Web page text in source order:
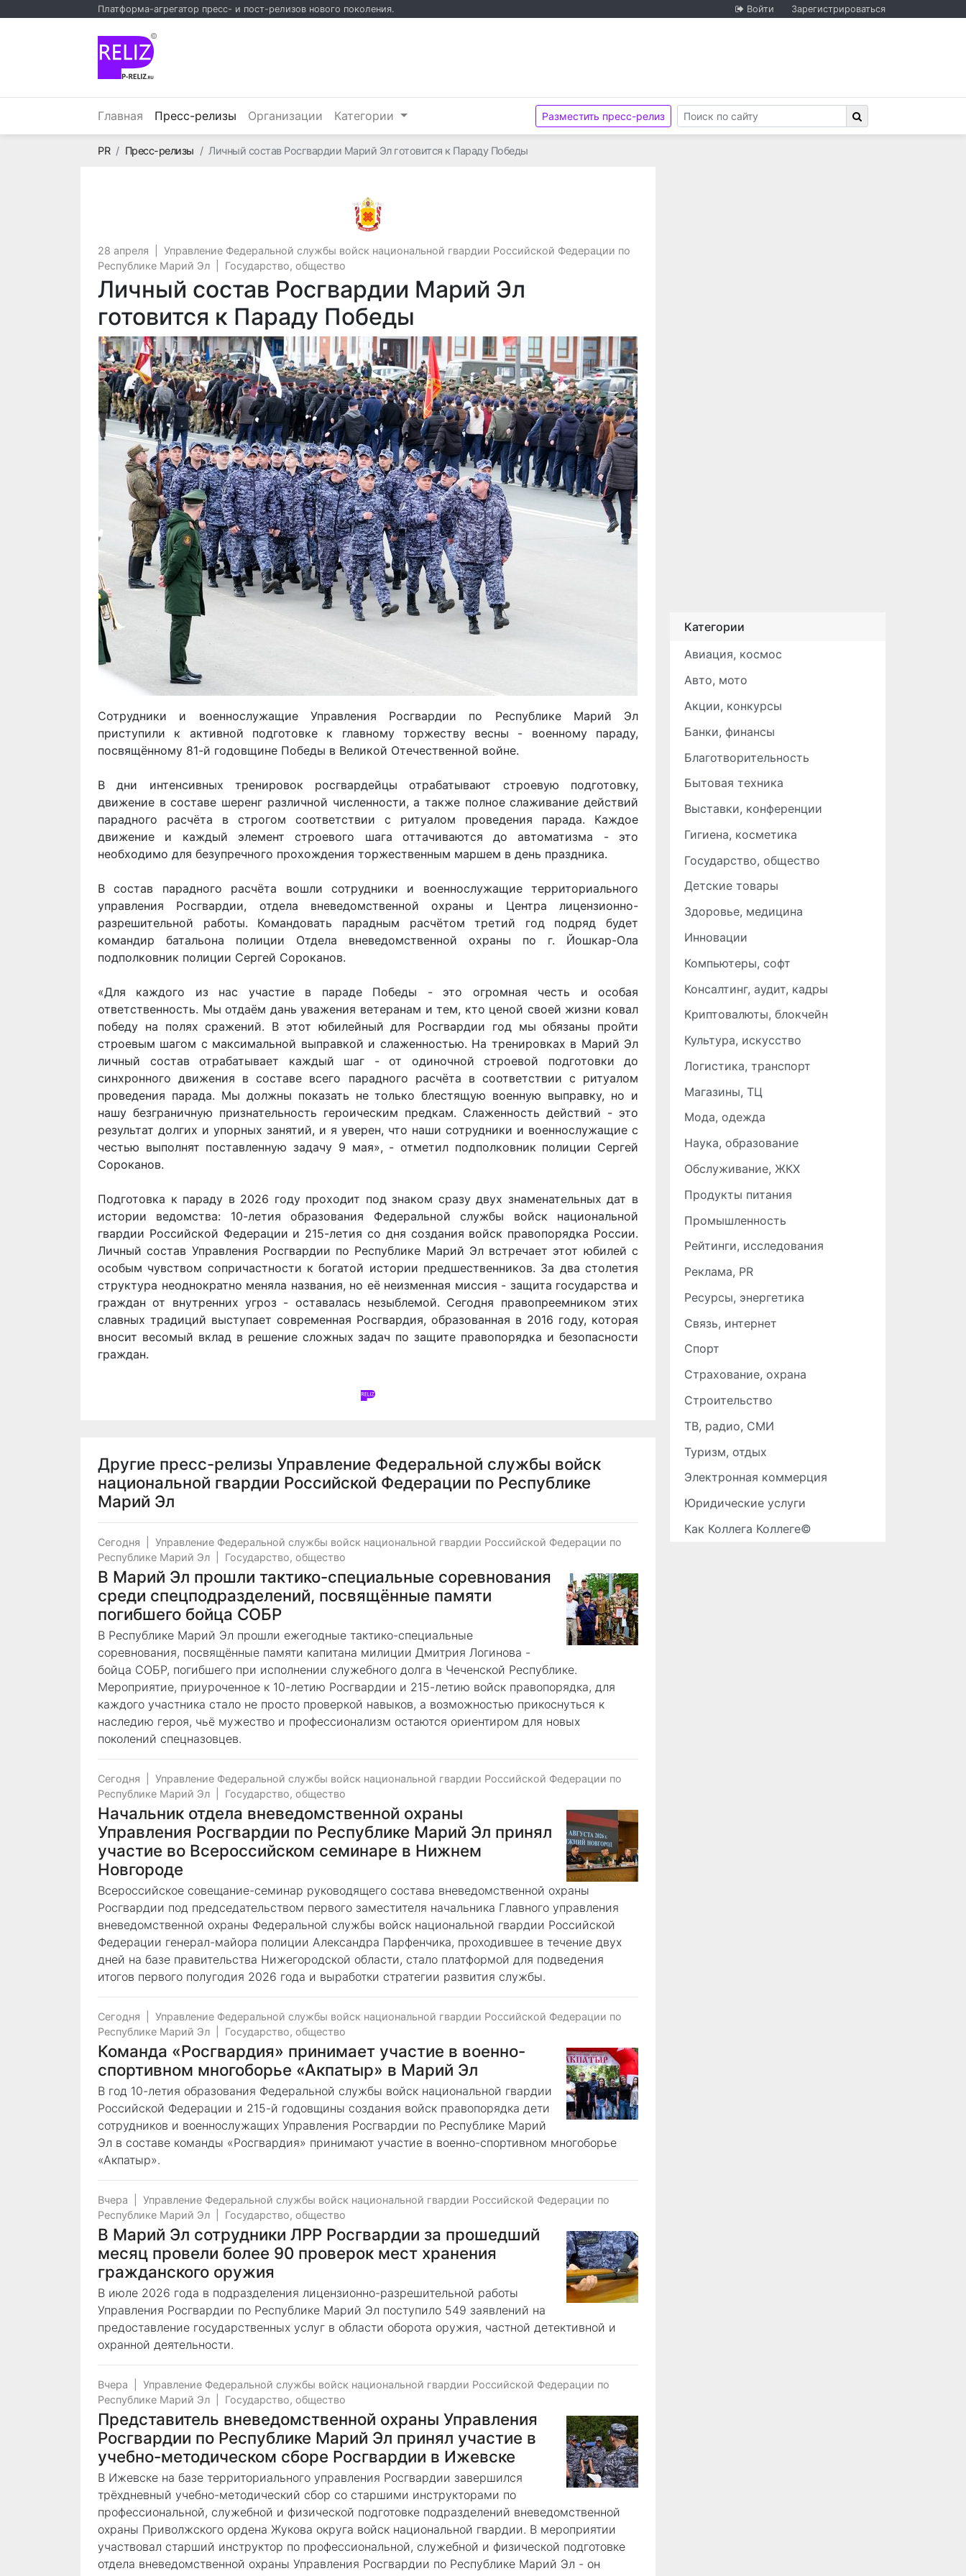
Платформа-агрегатор пресс- и пост-релизов нового поколения. Войти Зарегистрироваться
©
Главная Пресс-релизы (текущий)
Организации Категории Разместить пресс-релиз
PRГлавная
Пресс-релизы Личный состав Росгвардии Марий Эл готовится к Параду Победы
Управление Федеральной службы войск национальной гвардии Российской Федерации по
28 апреля
Управление Федеральной службы войск национальной гвардии Российской Федерации по
Республике Марий Эл
Государство, общество
Личный состав Росгвардии Марий Эл
готовится к Параду Победы
Сотрудники и военнослужащие Управления Росгвардии по Республике Марий Эл
приступили к активной подготовке к главному торжеству весны - военному параду,
посвящённому 81-й годовщине Победы в Великой Отечественной войне.
В дни интенсивных тренировок росгвардейцы отрабатывают строевую подготовку,
движение в составе шеренг различной численности, а также полное слаживание действий
парадного расчёта в строгом соответствии с ритуалом проведения парада. Каждое
движение и каждый элемент строевого шага оттачиваются до автоматизма - это
необходимо для безупречного прохождения торжественным маршем в день праздника.
В состав парадного расчёта вошли сотрудники и военнослужащие территориального
управления Росгвардии, отдела вневедомственной охраны и Центра лицензионно-
разрешительной работы. Командовать парадным расчётом третий год подряд будет
командир батальона полиции Отдела вневедомственной охраны по г. Йошкар-Ола
подполковник полиции Сергей Сороканов.
«Для каждого из нас участие в параде Победы - это огромная честь и особая
ответственность. Мы отдаём дань уважения ветеранам и тем, кто ценой своей жизни ковал
победу на полях сражений. В этот юбилейный для Росгвардии год мы обязаны пройти
строевым шагом с максимальной выправкой и слаженностью. На тренировках в Марий Эл
личный состав отрабатывает каждый шаг - от одиночной строевой подготовки до
синхронного движения в составе всего парадного расчёта в соответствии с ритуалом
проведения парада. Мы должны показать не только блестящую военную выправку, но и
нашу безграничную признательность героическим предкам. Слаженность действий - это
результат долгих и упорных занятий, и я уверен, что наши сотрудники и военнослужащие с
честью выполнят поставленную задачу 9 мая», - отметил подполковник полиции Сергей
Сороканов.
Подготовка к параду в 2026 году проходит под знаком сразу двух знаменательных дат в
истории ведомства: 10-летия образования Федеральной службы войск национальной
гвардии Российской Федерации и 215-летия со дня создания войск правопорядка России.
Личный состав Управления Росгвардии по Республике Марий Эл встречает этот юбилей с
особым чувством сопричастности к богатой истории предшественников. За два столетия
структура неоднократно меняла названия, но её неизменная миссия - защита государства и
граждан от внутренних угроз - оставалась незыблемой. Сегодня правопреемником этих
славных традиций выступает современная Росгвардия, образованная в 2016 году, которая
вносит весомый вклад в решение сложных задач по защите правопорядка и безопасности
граждан.
Другие пресс-релизы Управление Федеральной службы войск
национальной гвардии Российской Федерации по Республике
Марий Эл
Сегодня
Управление Федеральной службы войск национальной гвардии Российской Федерации по
Республике Марий Эл
Государство, общество
В Марий Эл прошли тактико-специальные соревнования
среди спецподразделений, посвящённые памяти
погибшего бойца СОБР
В Республике Марий Эл прошли ежегодные тактико-специальные
соревнования, посвящённые памяти капитана милиции Дмитрия Логинова -
бойца СОБР, погибшего при исполнении служебного долга в Чеченской Республике.
Мероприятие, приуроченное к 10-летию Росгвардии и 215-летию войск правопорядка, для
каждого участника стало не просто проверкой навыков, а возможностью прикоснуться к
наследию героя, чьё мужество и профессионализм остаются ориентиром для новых
поколений спецназовцев.
Сегодня
Управление Федеральной службы войск национальной гвардии Российской Федерации по
Республике Марий Эл
Государство, общество
Начальник отдела вневедомственной охраны
Управления Росгвардии по Республике Марий Эл принял
участие во Всероссийском семинаре в Нижнем
Новгороде
Всероссийское совещание-семинар руководящего состава вневедомственной охраны
Росгвардии под председательством первого заместителя начальника Главного управления
вневедомственной охраны Федеральной службы войск национальной гвардии Российской
Федерации генерал-майора полиции Александра Парфенчика, проходившее в течение двух
дней на базе правительства Нижегородской области, стало платформой для подведения
итогов первого полугодия 2026 года и выработки стратегии развития службы.
Сегодня
Управление Федеральной службы войск национальной гвардии Российской Федерации по
Республике Марий Эл
Государство, общество
Команда «Росгвардия» принимает участие в военно-
спортивном многоборье «Акпатыр» в Марий Эл
В год 10-летия образования Федеральной службы войск национальной гвардии
Российской Федерации и 215-й годовщины создания войск правопорядка дети
сотрудников и военнослужащих Управления Росгвардии по Республике Марий
Эл в составе команды «Росгвардия» принимают участие в военно-спортивном многоборье
«Акпатыр».
Вчера
Управление Федеральной службы войск национальной гвардии Российской Федерации по
Республике Марий Эл
Государство, общество
В Марий Эл сотрудники ЛРР Росгвардии за прошедший
месяц провели более 90 проверок мест хранения
гражданского оружия
В июле 2026 года в подразделения лицензионно-разрешительной работы
Управления Росгвардии по Республике Марий Эл поступило 549 заявлений на
предоставление государственных услуг в области оборота оружия, частной детективной и
охранной деятельности.
Вчера
Управление Федеральной службы войск национальной гвардии Российской Федерации по
Республике Марий Эл
Государство, общество
Представитель вневедомственной охраны Управления
Росгвардии по Республике Марий Эл принял участие в
учебно-методическом сборе Росгвардии в Ижевске
В Ижевске на базе территориального управления Росгвардии завершился
трёхдневный учебно-методический сбор со старшими инструкторами по
профессиональной, служебной и физической подготовке подразделений вневедомственной
охраны Приволжского ордена Жукова округа войск национальной гвардии. В мероприятии
участвовал старший инструктор по профессиональной, служебной и физической подготовке
отдела вневедомственной охраны Управления Росгвардии по Республике Марий Эл - он
Категории
Авиация, космос
Авто, мото
Акции, конкурсы
Банки, финансы
Благотворительность
Бытовая техника
Выставки, конференции
Гигиена, косметика
Государство, общество
Детские товары
Здоровье, медицина
Инновации
Компьютеры, софт
Консалтинг, аудит, кадры
Криптовалюты, блокчейн
Культура, искусство
Логистика, транспорт
Магазины, ТЦ
Мода, одежда
Наука, образование
Обслуживание, ЖКХ
Продукты питания
Промышленность
Рейтинги, исследования
Реклама, PR
Ресурсы, энергетика
Связь, интернет
Спорт
Страхование, охрана
Строительство
ТВ, радио, СМИ
Туризм, отдых
Электронная коммерция
Юридические услуги
Как Коллега Коллеге©